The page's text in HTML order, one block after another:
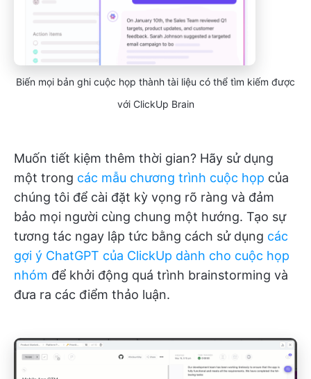
Biến mọi bản ghi cuộc họp thành tài liệu có thể tìm kiếm được
với ClickUp Brain
Muốn tiết kiệm thêm thời gian? Hãy sử dụng
một trong các mẫu chương trình cuộc họp của
chúng tôi để cài đặt kỳ vọng rõ ràng và đảm
bảo mọi người cùng chung một hướng. Tạo sự
tương tác ngay lập tức bằng cách sử dụng các
gợi ý ChatGPT của ClickUp dành cho cuộc họp
nhóm để khởi động quá trình brainstorming và
đưa ra các điểm thảo luận.